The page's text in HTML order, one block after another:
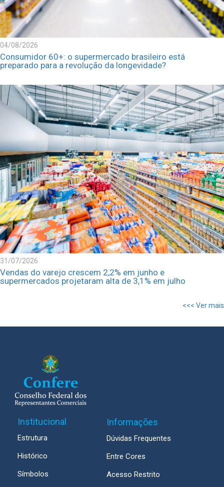
04/08/2026
Consumidor 60+: o supermercado brasileiro está
preparado para a revolução da longevidade?
31/07/2026
Vendas do varejo crescem 2,2% em junho e
supermercados projetaram alta de 3,1% em julho
<<< Ver mais
Institucional
Estrutura
Histórico
Símbolos
Informações
Dúvidas Frequentes
Entre Cores
Acesso Restrito